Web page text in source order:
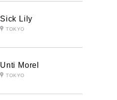
Sick Lily
TOKYO
Unti Morel
TOKYO